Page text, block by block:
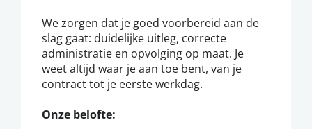
We zorgen dat je goed voorbereid aan de
slag gaat: duidelijke uitleg, correcte
administratie en opvolging op maat. Je
weet altijd waar je aan toe bent, van je
contract tot je eerste werkdag.
Onze belofte: